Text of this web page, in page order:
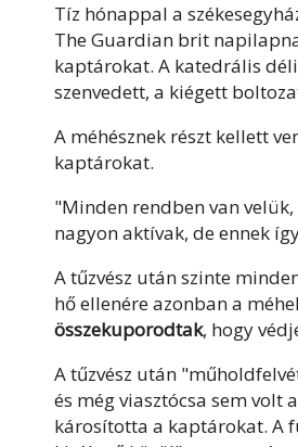
Tíz hónappal a
The Guardian brit
kaptárokat. A katedrális
szenvedett, a kiégett
A méhésznek részt kellett
kaptárokat.
"Minden rendben van
nagyon aktívak, de ennek
A tűzvész után szinte
hő ellenére azonban a
összekuporodtak, hogy
A tűzvész után
és még viasztócsa sem volt
károsította a kaptárokat. A